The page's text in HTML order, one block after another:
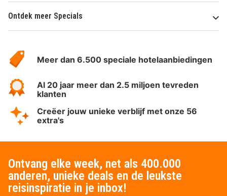
Ontdek meer Specials
HotelSpecials
Meer dan 6.500 speciale hotelaanbiedingen
Al 20 jaar meer dan 2.5 miljoen tevreden
klanten
Creëer jouw unieke verblijf met onze 56
extra's
Ontvang elke week, net als 400.000
anderen, unieke deals en de leukste
reisinspiratie in je inbox!